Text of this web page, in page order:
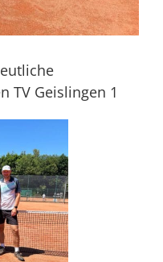
TV Geislingen 1